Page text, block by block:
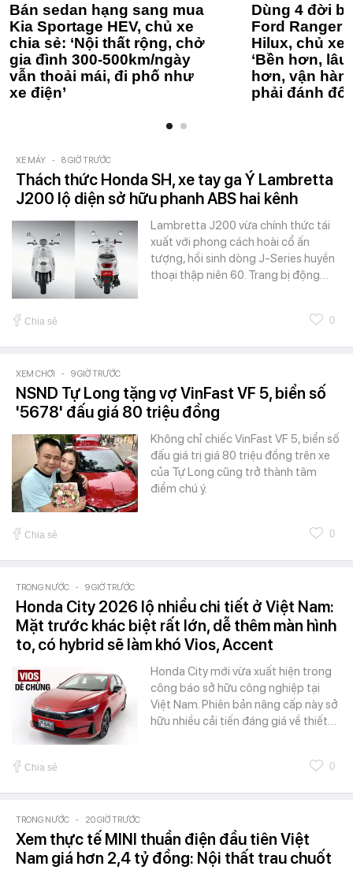
Bán sedan hạng sang mua
Kia Sportage HEV, chủ xe
chia sẻ: ‘Nội thất rộng, chở
gia đình 300-500km/ngày
vẫn thoải mái, đi phố như
xe điện’
Dùng 4 đời
Ford Ranger
Hilux, chủ xe
‘Bền hơn,
hơn, vận
phải đánh
XE MÁY - 8 GIỜ TRƯỚC
Thách thức Honda SH, xe tay ga Ý Lambretta
J200 lộ diện sở hữu phanh ABS hai kênh
Lambretta J200 vừa chính thức tái
xuất với phong cách hoài cổ ấn
tượng, hồi sinh dòng J-Series huyền
thoại thập niên 60. Trang bị động…
Chia sẻ 0
XEM CHƠI - 9 GIỜ TRƯỚC
NSND Tự Long tặng vợ VinFast VF 5, biển số
'5678' đấu giá 80 triệu đồng
Không chỉ chiếc VinFast VF 5, biển số
đấu giá trị giá 80 triệu đồng trên xe
của Tự Long cũng trở thành tâm
điểm chú ý.
Chia sẻ 0
TRONG NƯỚC - 9 GIỜ TRƯỚC
Honda City 2026 lộ nhiều chi tiết ở Việt Nam:
Mặt trước khác biệt rất lớn, dễ thêm màn hình
to, có hybrid sẽ làm khó Vios, Accent
Honda City mới vừa xuất hiện trong
công báo sở hữu công nghiệp tại
Việt Nam. Phiên bản nâng cấp này sở
hữu nhiều cải tiến đáng giá về thiết…
Chia sẻ 0
TRONG NƯỚC - 20 GIỜ TRƯỚC
Xem thực tế MINI thuần điện đầu tiên Việt
Nam giá hơn 2,4 tỷ đồng: Nội thất trau chuốt